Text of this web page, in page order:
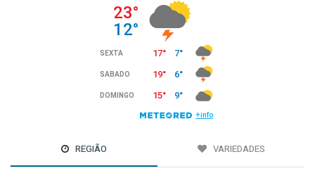
REGIÃO VARIEDADES